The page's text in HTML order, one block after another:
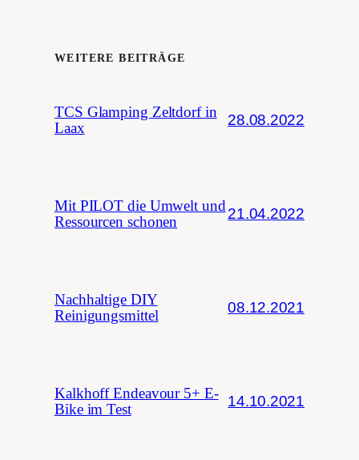
WEITERE BEITRÄGE
TCS Glamping Zeltdorf in
Laax
28.08.2022
Mit PILOT die Umwelt und
Ressourcen schonen
21.04.2022
Nachhaltige DIY
Reinigungsmittel
08.12.2021
Kalkhoff Endeavour 5+ E-
Bike im Test
14.10.2021